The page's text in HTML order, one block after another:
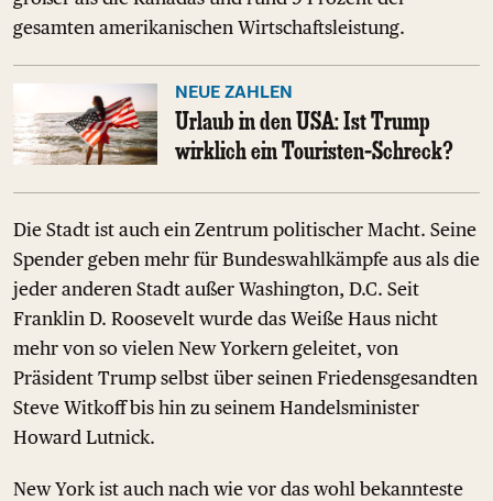
gesamten amerikanischen Wirtschaftsleistung.
NEUE ZAHLEN
Urlaub in den USA: Ist Trump
wirklich ein Touristen-Schreck?
Die Stadt ist auch ein Zentrum politischer Macht. Seine
Spender geben mehr für Bundeswahlkämpfe aus als die
jeder anderen Stadt außer Washington, D.C. Seit
Franklin D. Roosevelt wurde das Weiße Haus nicht
mehr von so vielen New Yorkern geleitet, von
Präsident Trump selbst über seinen Friedensgesandten
Steve Witkoff bis hin zu seinem Handelsminister
Howard Lutnick.
New York ist auch nach wie vor das wohl bekannteste